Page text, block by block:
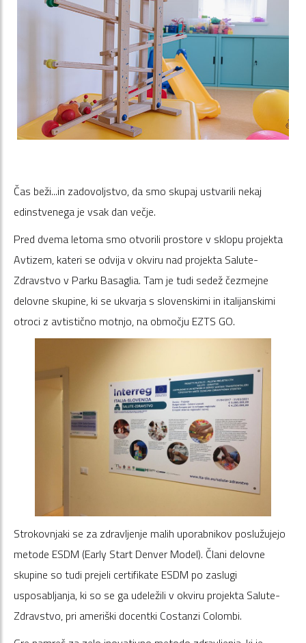
Čas beži...in zadovoljstvo, da smo skupaj ustvarili nekaj
edinstvenega je vsak dan večje.
Pred dvema letoma smo otvorili prostore v sklopu projekta
Avtizem, kateri se odvija v okviru nad projekta Salute-
Zdravstvo v Parku Basaglia. Tam je tudi sedež čezmejne
delovne skupine, ki se ukvarja s slovenskimi in italijanskimi
otroci z avtistično motnjo, na območju EZTS GO.
Strokovnjaki se za zdravljenje malih uporabnikov poslužujejo
metode ESDM (Early Start Denver Model). Člani delovne
skupine so tudi prejeli certifikate ESDM po zaslugi
usposabljanja, ki so se ga udeležili v okviru projekta Salute-
Zdravstvo, pri ameriški docentki Costanzi Colombi.